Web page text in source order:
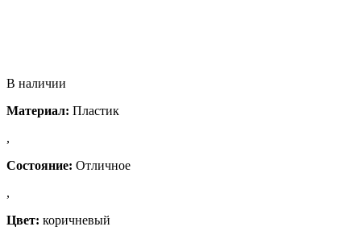
В наличии
Материал: Пластик
,
Состояние: Отличное
,
Цвет: коричневый